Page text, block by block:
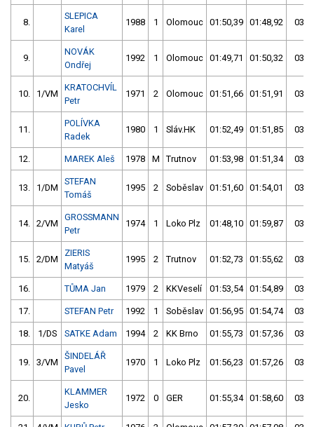
8.
SLEPICA
Karel
1988 1 Olomouc 01:50,39 01:48,92
9.
NOVÁK
Ondřej
1992 1 Olomouc 01:49,71 01:50,32
10. 1/VM
KRATOCHVÍL
Petr
1971 2 Olomouc 01:51,66 01:51,91
11.
POLÍVKA
Radek
1980 1 Sláv.HK 01:52,49 01:51,85
12. MAREK Aleš 1978 M Trutnov 01:53,98 01:51,34
13. 1/DM
STEFAN
Tomáš
1995 2 Soběslav 01:51,60 01:54,01
14. 2/VM
GROSSMANN
Petr
1974 1 Loko Plz 01:48,10 01:59,87
15. 2/DM
ZIERIS
Matyáš
1995 2 Trutnov 01:52,73 01:55,62
16. TŮMA Jan 1979 2 KKVeselí 01:53,54 01:54,89
17. STEFAN Petr 1992 1 Soběslav 01:56,95 01:54,74
18. 1/DS SATKE Adam 1994 2 KK Brno 01:55,73 01:57,36
19. 3/VM
ŠINDELÁŘ
Pavel
1970 1 Loko Plz 01:56,23 01:57,26
20.
KLAMMER
Jesko
1972 0 GER 01:55,34 01:58,60